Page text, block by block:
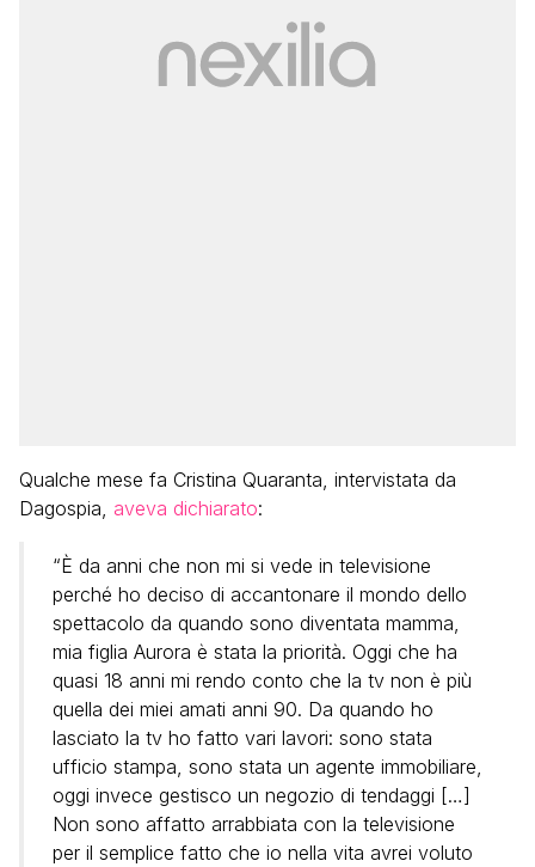
Qualche mese fa Cristina Quaranta, intervistata da
Dagospia, aveva dichiarato:
“È da anni che non mi si vede in televisione
perché ho deciso di accantonare il mondo dello
spettacolo da quando sono diventata mamma,
mia figlia Aurora è stata la priorità. Oggi che ha
quasi 18 anni mi rendo conto che la tv non è più
quella dei miei amati anni 90. Da quando ho
lasciato la tv ho fatto vari lavori: sono stata
ufficio stampa, sono stata un agente immobiliare,
oggi invece gestisco un negozio di tendaggi […]
Non sono affatto arrabbiata con la televisione
per il semplice fatto che io nella vita avrei voluto